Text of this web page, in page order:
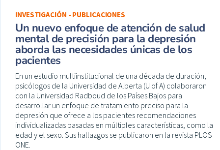
INVESTIGACIÓN - PUBLICACIONES
Un nuevo enfoque de atención de salud
mental de precisión para la depresión
aborda las necesidades únicas de los
pacientes
En un estudio multiinstitucional de una década de duración,
psicólogos de la Universidad de Alberta (U of A) colaboraron
con la Universidad Radboud de los Países Bajos para
desarrollar un enfoque de tratamiento preciso para la
depresión que ofrece a los pacientes recomendaciones
individualizadas basadas en múltiples características, como la
edad y el sexo. Sus hallazgos se publicaron en la revista PLOS
ONE.